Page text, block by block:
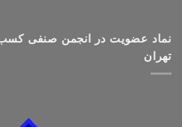
نماد عضویت در انجمن صنفی کسب
تهران